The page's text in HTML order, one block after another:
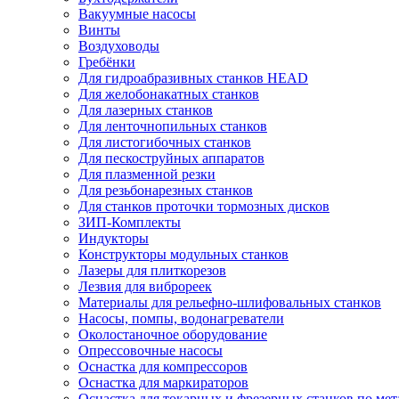
Вакуумные насосы
Винты
Воздуховоды
Гребёнки
Для гидроабразивных станков HEAD
Для желобонакатных станков
Для лазерных станков
Для ленточнопильных станков
Для листогибочных станков
Для пескоструйных аппаратов
Для плазменной резки
Для резьбонарезных станков
Для станков проточки тормозных дисков
ЗИП-Комплекты
Индукторы
Конструкторы модульных станков
Лазеры для плиткорезов
Лезвия для виброреек
Материалы для рельефно-шлифовальных станков
Насосы, помпы, водонагреватели
Околостаночное оборудование
Опрессовочные насосы
Оснастка для компрессоров
Оснастка для маркираторов